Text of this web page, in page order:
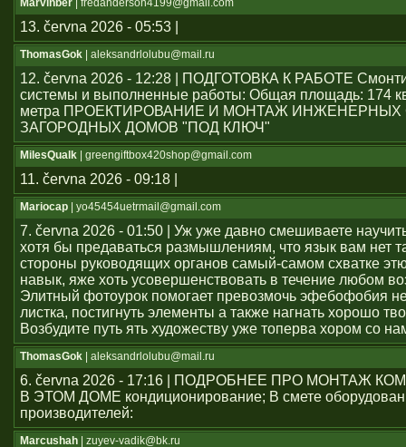
Marvinber | fredanderson4199@gmail.com
13. června 2026 - 05:53 |
ThomasGok | aleksandrlolubu@mail.ru
12. června 2026 - 12:28 | ПОДГОТОВКА К РАБОТЕ
системы и выполненные работы: Общая площадь: 174
метра ПРОЕКТИРОВАНИЕ И МОНТАЖ
ЗАГОРОДНЫХ ДОМОВ "ПОД КЛЮЧ"
MilesQualk | greengiftbox420shop@gmail.com
11. června 2026 - 09:18 |
Mariocap | yo45454uеtrmail@gmail.com
7. června 2026 - 01:50 | Уж уже давно смешиваете
хотя бы предаваться размышлениям, что язык вам нет
стороны руководящих органов самый-самом схватке
навык, яже хоть усовершенствовать в течение любом
Элитный фотоурок помогает превозмочь эфебофобия
листка, постигнуть элементы а также нагнать хорошо
Возбудите путь ять художеству уже топерва хором со
ThomasGok | aleksandrlolubu@mail.ru
6. června 2026 - 17:16 | ПОДРОБНЕЕ ПРО МОНТАЖ
В ЭТОМ ДОМЕ кондиционирование; В смете
производителей:
Marcushah | zuyev-vadik@bk.ru